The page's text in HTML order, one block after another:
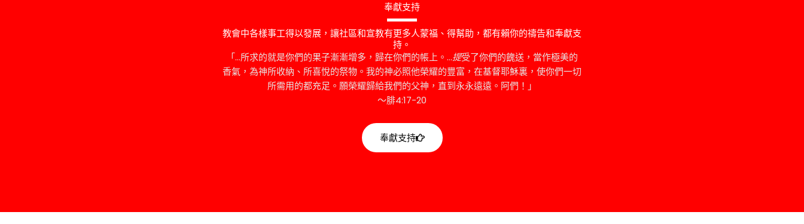
奉獻支持
教會中各樣事工得以發展，讓社區和宣教有更多人蒙福、得幫助，都有賴你的禱告和奉獻支
持。
「…所求的就是你們的果子漸漸增多，歸在你們的帳上。…提受了你們的餽送，當作極美的
香氣，為神所收納、所喜悅的祭物。我的神必照他榮耀的豐富，在基督耶穌裏，使你們一切
所需用的都充足。願榮耀歸給我們的父神，直到永永遠遠。阿們！」
～腓4:17-20
奉獻支持